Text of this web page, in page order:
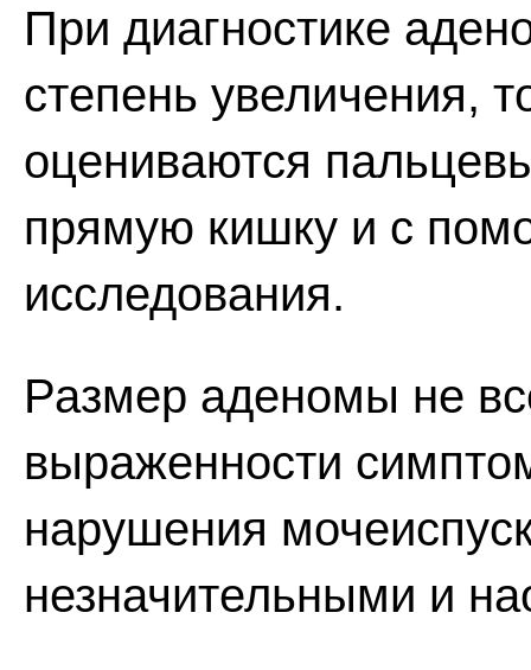
При диагностике
степень увеличения,
оцениваются
прямую кишку и с
исследования.
Размер аденомы не
выраженности
нарушения
незначительными и